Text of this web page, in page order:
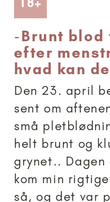
-Brunt blod
efter
hvad kan
Den 23. april
sent om
små
helt brunt og
grynet..
kom min
så, og det var